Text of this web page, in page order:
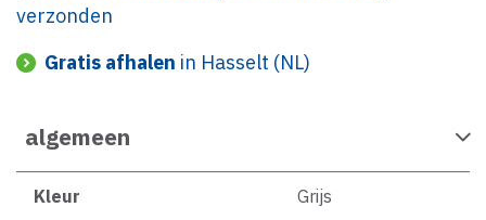
verzonden
Gratis afhalen in Hasselt (NL)
algemeen
Kleur
Grijs